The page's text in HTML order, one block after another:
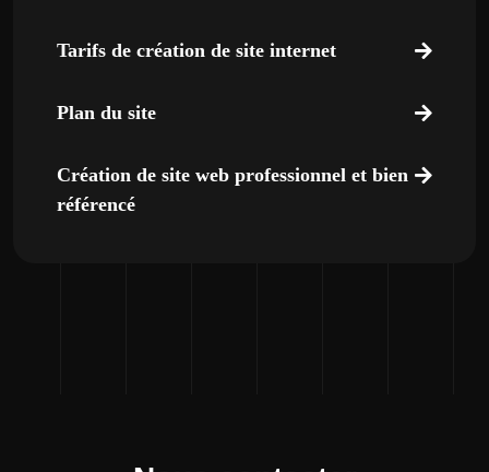
Tarifs de création de site internet
Plan du site
Création de site web professionnel et bien
référencé